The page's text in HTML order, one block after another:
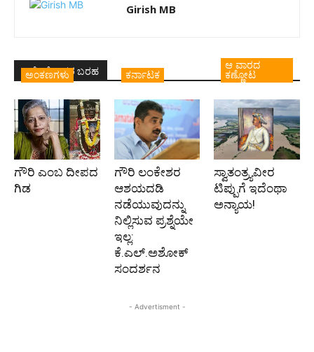
Girish MB
ಇದೇ ಲೇಖಕರ ಬರಹ
ಅಂಕಣಗಳು
ಗೌರಿ ಎಂಬ ದೀಪದ
ಗಿಡ
ಕರ್ನಾಟಕ
ಗೌರಿ ಲಂಕೇಶರ
ಆಶಯದಡಿ
ನಡೆಯುವುದನ್ನು
ನಿಲ್ಲಿಸುವ ಪ್ರಶ್ನೆಯೇ
ಇಲ್ಲ:
ಕೆ.ಎಲ್.ಅಶೋಕ್
ಸಂದರ್ಶನ
ಆ ವಾರದ
ಕಣ್ಣೋಟ
ಸ್ವಾತಂತ್ರ್ಯವೀರ
ಟಿಪ್ಪುಗೆ ಇದೆಂಥಾ
ಅನ್ಯಾಯ!
- Advertisment -